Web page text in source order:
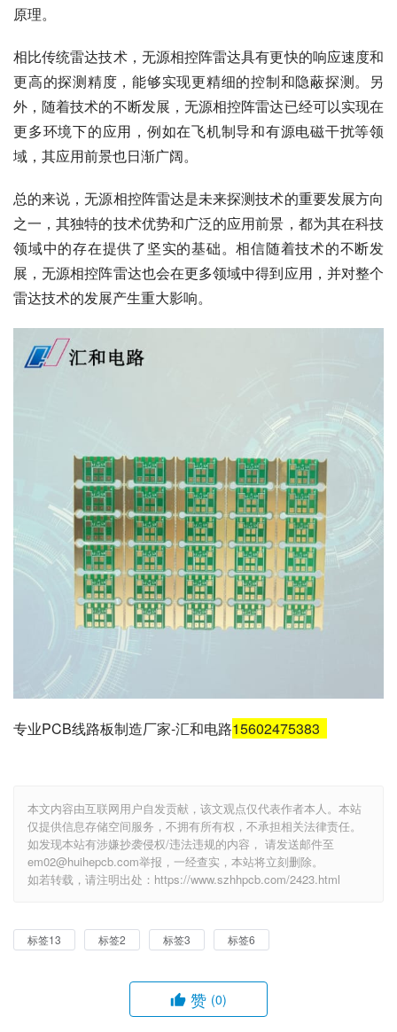
原理。
相比传统雷达技术，无源相控阵雷达具有更快的响应速度和
更高的探测精度，能够实现更精细的控制和隐蔽探测。另
外，随着技术的不断发展，无源相控阵雷达已经可以实现在
更多环境下的应用，例如在飞机制导和有源电磁干扰等领
域，其应用前景也日渐广阔。
总的来说，无源相控阵雷达是未来探测技术的重要发展方向
之一，其独特的技术优势和广泛的应用前景，都为其在科技
领域中的存在提供了坚实的基础。相信随着技术的不断发
展，无源相控阵雷达也会在更多领域中得到应用，并对整个
雷达技术的发展产生重大影响。
专业PCB线路板制造厂家-汇和电路15602475383
本文内容由互联网用户自发贡献，该文观点仅代表作者本人。本站
仅提供信息存储空间服务，不拥有所有权，不承担相关法律责任。
如发现本站有涉嫌抄袭侵权/违法违规的内容， 请发送邮件至
em02@huihepcb.com举报，一经查实，本站将立刻删除。
如若转载，请注明出处：https://www.szhhpcb.com/2423.html
标签13 标签2 标签3 标签6
赞 (0)